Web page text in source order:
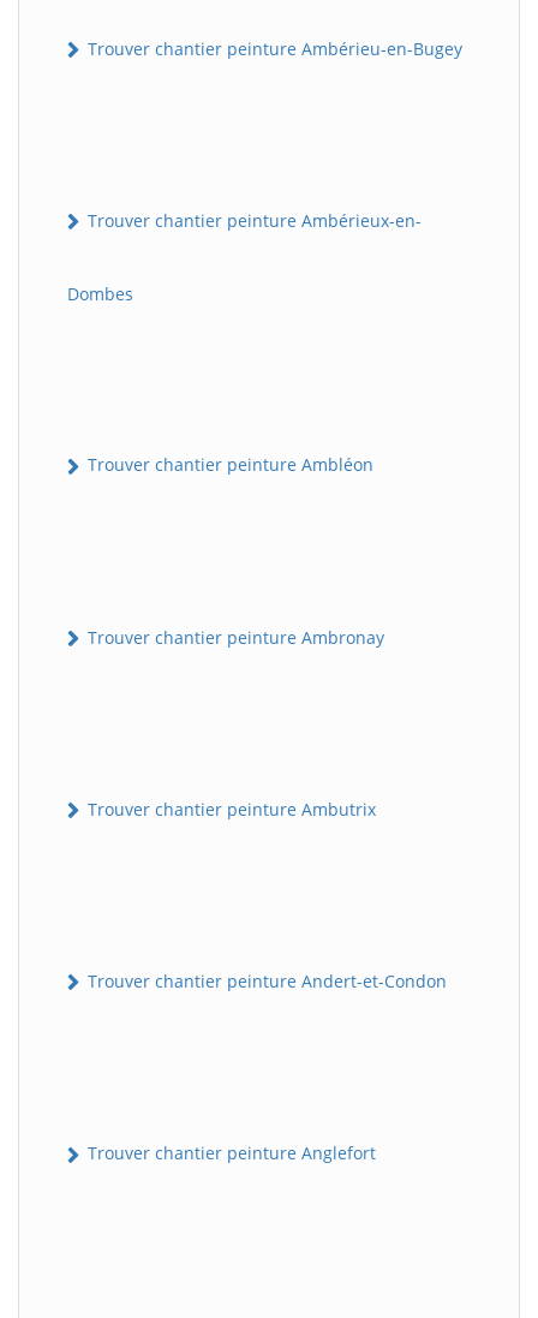
Trouver chantier peinture Ambérieu-en-Bugey
Trouver chantier peinture Ambérieux-en-
Dombes
Trouver chantier peinture Ambléon
Trouver chantier peinture Ambronay
Trouver chantier peinture Ambutrix
Trouver chantier peinture Andert-et-Condon
Trouver chantier peinture Anglefort